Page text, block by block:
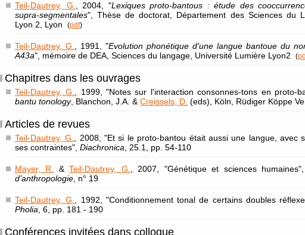
Teil-Dautrey, G. , 2004, "Lexiques proto-bantous : étude des
supra-segmentales", Thèse de doctorat, Département des Sciences du
Lyon 2, Lyon
(pdf)
Teil-Dautrey, G. , 1991, "Evolution phonétique d'une langue bantoue du
A43a", mémoire de DEA, Sciences du langage, Université Lumière Lyon2 (
Chapitres dans les ouvrages
Teil-Dautrey, G. , 1999, "Notes sur l'interaction consonnes-tons en proto-
bantu tonology, Blanchon, J.A. & Creissels, D. (eds), Köln, Rüdiger Köppe
Articles de revues
Teil-Dautrey, G.
, 2008, "Et si le proto-bantou était aussi une langue, avec
ses contraintes", Diachronica , 25.1, pp. 54-110
Mayer, R. &Teil-Dautrey, G. , 2007, "Génétique et sciences humaines",
d’anthropologie , n° 19
Teil-Dautrey, G.
, 1992, "Conditionnement tonal de certains doubles
Pholia , 6, pp. 181 - 190
Conférences invitées dans colloque